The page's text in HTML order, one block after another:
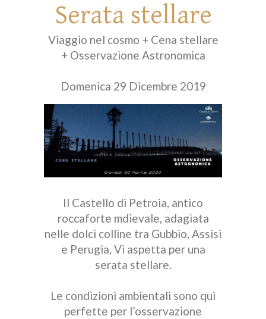
Serata stellare
Viaggio nel cosmo + Cena stellare
+ Osservazione Astronomica
Domenica 29 Dicembre 2019
Il Castello di Petroia, antico
roccaforte mdievale, adagiata
nelle dolci colline tra Gubbio, Assisi
e Perugia, Vi aspetta per una
serata stellare.
Le condizioni ambientali sono qui
perfette per l’osservazione